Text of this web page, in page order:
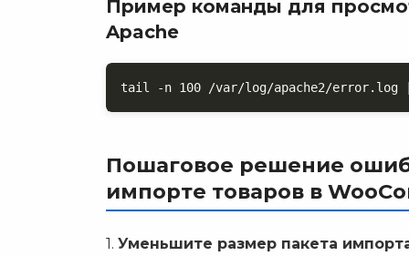
Пример команды для
Apache
tail -n 100 /var/log/apache2/error.log
Пошаговое решение
импорте товаров в
1. Уменьшите размер пакета